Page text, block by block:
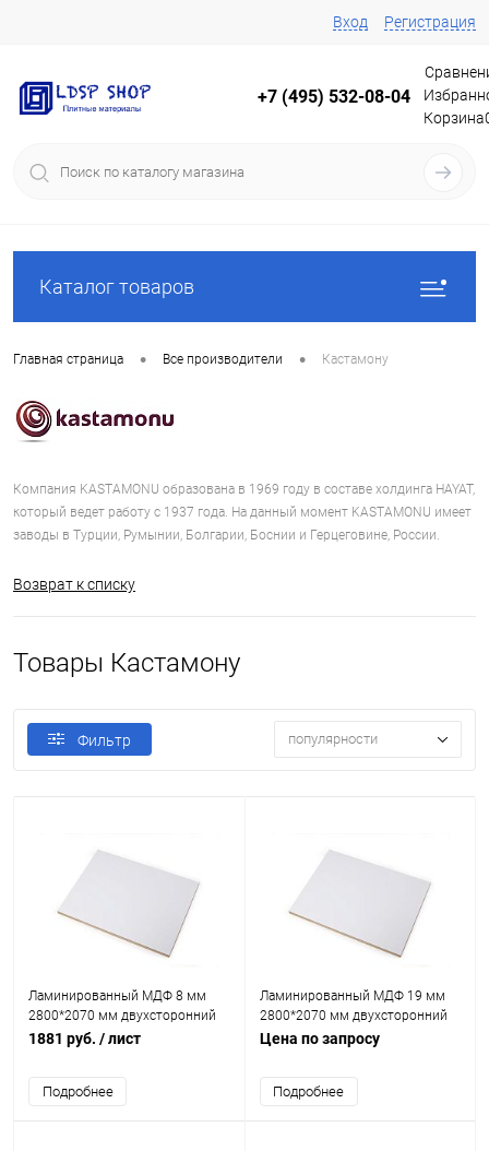
Вход Регистрация
+7 (495) 532-08-04
Корзина
Каталог товаров
Главная страница • Все производители • Кастамону
Компания KASTAMONU образована в 1969 году в составе холдинга HAYAT,
который ведет работу с 1937 года. На данный момент KASTAMONU имеет
заводы в Турции, Румынии, Болгарии, Боснии и Герцеговине, России.
Возврат к списку
Товары Кастамону
Фильтр популярности
Ламинированный МДФ 8 мм
2800*2070 мм двухсторонний
белая Кастамону
1881 руб. / лист
Подробнее
Ламинированный МДФ 19 мм
2800*2070 мм двухсторонний
белая Кастамона ST
Цена по запросу
Подробнее